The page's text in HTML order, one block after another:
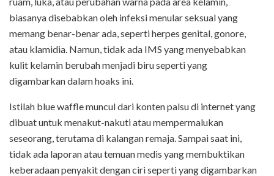
biasanya disebabkan oleh infeksi menular seksual yang
memang benar-benar ada, seperti herpes genital, gonore,
atau klamidia. Namun, tidak ada IMS yang menyebabkan
kulit kelamin berubah menjadi biru seperti yang
digambarkan dalam hoaks ini.
Istilah blue waffle muncul dari konten palsu di internet yang
dibuat untuk menakut-nakuti atau mempermalukan
seseorang, terutama di kalangan remaja. Sampai saat ini,
tidak ada laporan atau temuan medis yang membuktikan
keberadaan penyakit dengan ciri seperti yang digambarkan